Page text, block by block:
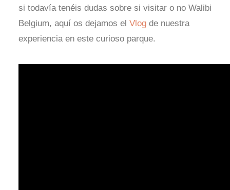
si todavía tenéis dudas sobre si visitar o no Walibi
Belgium, aquí os dejamos el Vlog de nuestra
experiencia en este curioso parque.